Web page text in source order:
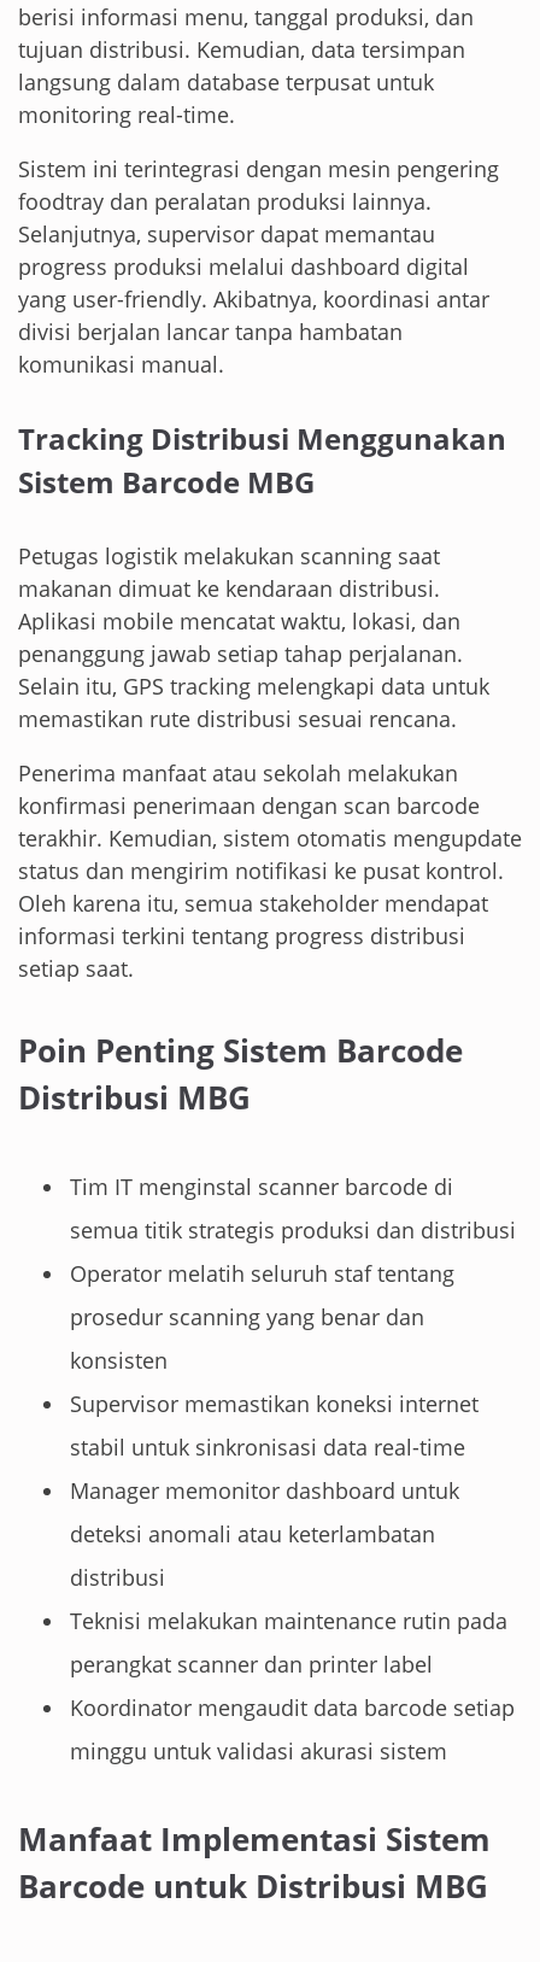
berisi informasi menu, tanggal produksi, dan
tujuan distribusi. Kemudian, data tersimpan
langsung dalam database terpusat untuk
monitoring real-time.
Sistem ini terintegrasi dengan mesin pengering
foodtray dan peralatan produksi lainnya.
Selanjutnya, supervisor dapat memantau
progress produksi melalui dashboard digital
yang user-friendly. Akibatnya, koordinasi antar
divisi berjalan lancar tanpa hambatan
komunikasi manual.
Tracking Distribusi Menggunakan
Sistem Barcode MBG
Petugas logistik melakukan scanning saat
makanan dimuat ke kendaraan distribusi.
Aplikasi mobile mencatat waktu, lokasi, dan
penanggung jawab setiap tahap perjalanan.
Selain itu, GPS tracking melengkapi data untuk
memastikan rute distribusi sesuai rencana.
Penerima manfaat atau sekolah melakukan
konfirmasi penerimaan dengan scan barcode
terakhir. Kemudian, sistem otomatis mengupdate
status dan mengirim notifikasi ke pusat kontrol.
Oleh karena itu, semua stakeholder mendapat
informasi terkini tentang progress distribusi
setiap saat.
Poin Penting Sistem Barcode
Distribusi MBG
Tim IT menginstal scanner barcode di
semua titik strategis produksi dan distribusi
Operator melatih seluruh staf tentang
prosedur scanning yang benar dan
konsisten
Supervisor memastikan koneksi internet
stabil untuk sinkronisasi data real-time
Manager memonitor dashboard untuk
deteksi anomali atau keterlambatan
distribusi
Teknisi melakukan maintenance rutin pada
perangkat scanner dan printer label
Koordinator mengaudit data barcode setiap
minggu untuk validasi akurasi sistem
Manfaat Implementasi Sistem
Barcode untuk Distribusi MBG